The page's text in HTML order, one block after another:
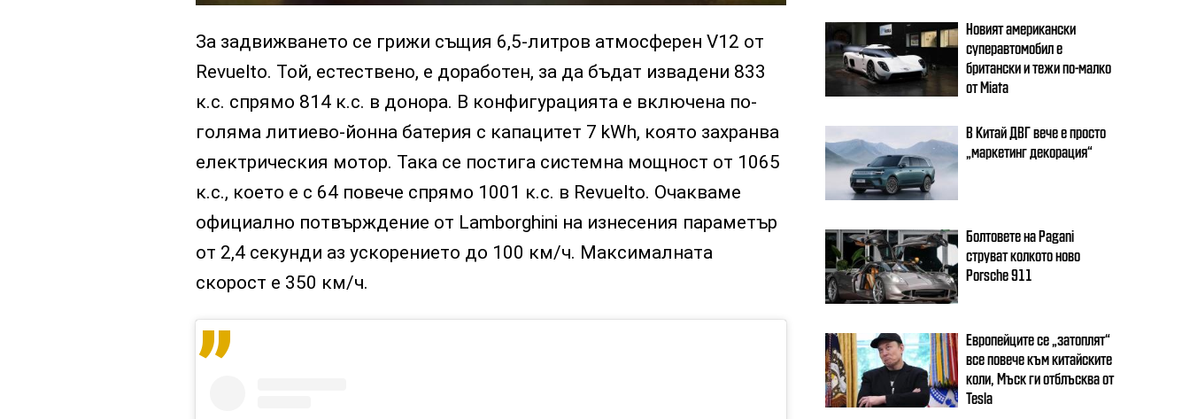
За задвижването се грижи същия 6,5-литров атмосферен V12 от
Revuelto. Той, естествено, е доработен, за да бъдат извадени 833
к.с. спрямо 814 к.с. в донора. В конфигурацията е включена по-
голяма литиево-йонна батерия с капацитет 7 kWh, която захранва
електрическия мотор. Така се постига системна мощност от 1065
к.с., което е с 64 повече спрямо 1001 к.с. в Revuelto. Очакваме
официално потвърждение от Lamborghini на изнесения параметър
от 2,4 секунди аз ускорението до 100 км/ч. Максималната
скорост е 350 км/ч.
Новият американски
суперавтомобил е
британски и тежи по-малко
от Miata
В Китай ДВГ вече е просто
„маркетинг декорация“
Болтовете на Pagani
струват колкото ново
Porsche 911
Европейците се „затоплят“
все повече към китайските
коли, Мъск ги отблъсква от
Tesla